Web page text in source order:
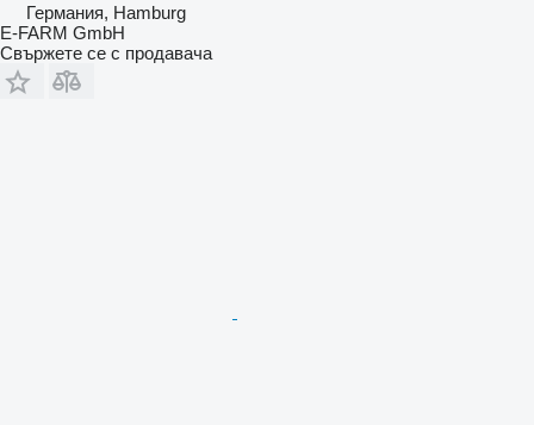
Германия, Hamburg
E-FARM GmbH
Свържете се с продавача